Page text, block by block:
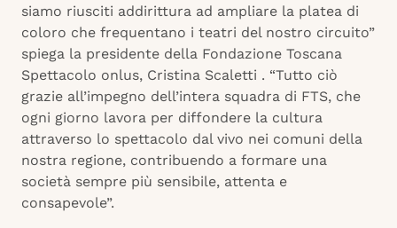
siamo riusciti addirittura ad ampliare la platea di
coloro che frequentano i teatri del nostro circuito”
spiega la presidente della Fondazione Toscana
Spettacolo onlus, Cristina Scaletti . “Tutto ciò
grazie all’impegno dell’intera squadra di FTS, che
ogni giorno lavora per diffondere la cultura
attraverso lo spettacolo dal vivo nei comuni della
nostra regione, contribuendo a formare una
società sempre più sensibile, attenta e
consapevole”.